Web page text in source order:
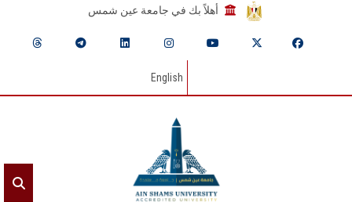
أهلاً بك في جامعة عين شمس
English